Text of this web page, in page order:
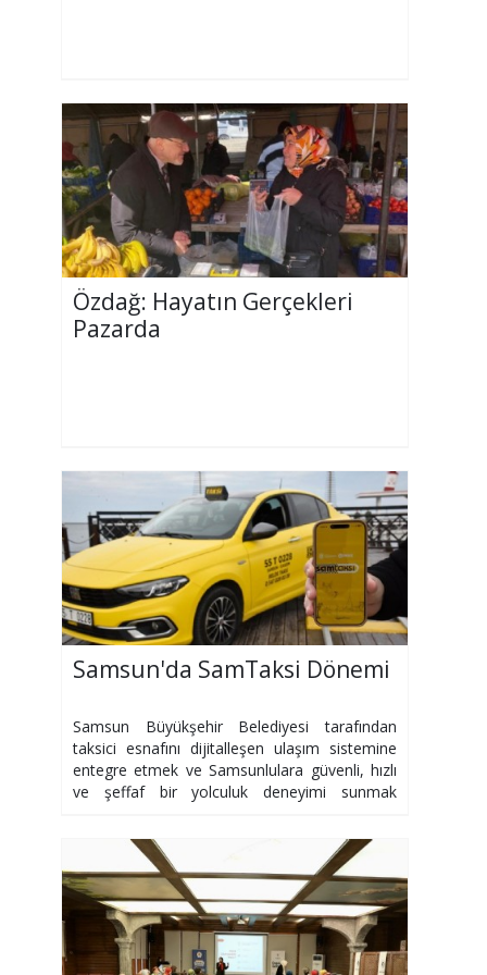
Özdağ: Hayatın Gerçekleri
Pazarda
Samsun'da SamTaksi Dönemi
Samsun Büyükşehir Belediyesi tarafından
taksici esnafını dijitalleşen ulaşım sistemine
entegre etmek ve Samsunlulara güvenli, hızlı
ve şeffaf bir yolculuk deneyimi sunmak
uygulaması